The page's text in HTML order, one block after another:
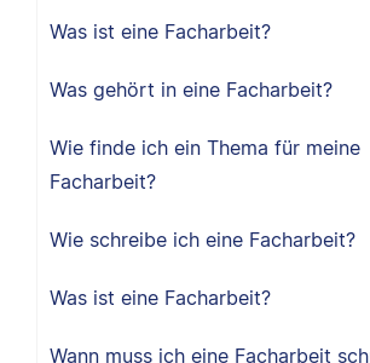
Was ist eine Facharbeit?
Was gehört in eine Facharbeit?
Wie finde ich ein Thema für meine
Facharbeit?
Wie schreibe ich eine Facharbeit?
Was ist eine Facharbeit?
Wann muss ich eine Facharbeit